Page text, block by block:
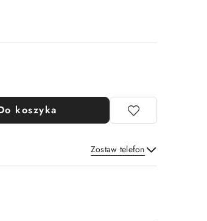
koszyka
Zostaw telefon
Wyślij